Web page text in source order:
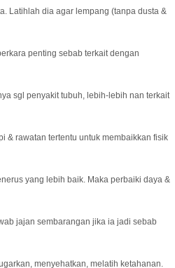
Latihlah dia agar lempang (tanpa dusta &
penting sebab terkait dengan
sgl penyakit tubuh, lebih-lebih nan terkait
& rawatan tertentu untuk membaikkan fisik
yang lebih baik. Maka perbaiki daya &
jajan sembarangan jika ia jadi sebab
menyehatkan, melatih ketahanan.